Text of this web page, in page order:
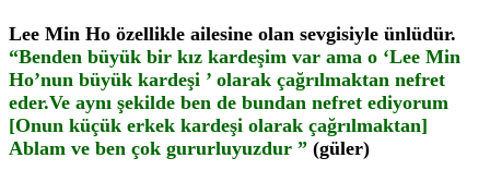
Lee Min Ho özellikle ailesine olan sevgisiyle ünlüdür.
“Benden büyük bir kız kardeşim var ama o ‘Lee Min
Ho’nun büyük kardeşi ’ olarak çağrılmaktan nefret
eder.Ve aynı şekilde ben de bundan nefret ediyorum
[Onun küçük erkek kardeşi olarak çağrılmaktan]
Ablam ve ben çok gururluyuzdur ” (güler)